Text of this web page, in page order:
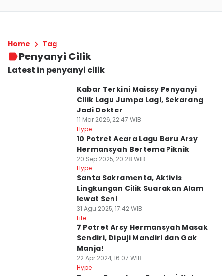
Home Tag
Penyanyi Cilik
Latest in penyanyi cilik
Kabar Terkini Maissy Penyanyi
Cilik Lagu Jumpa Lagi, Sekarang
Jadi Dokter
11 Mar 2026, 22:47 WIB
Hype
10 Potret Acara Lagu Baru Arsy
Hermansyah Bertema Piknik
20 Sep 2025, 20:28 WIB
Hype
Santa Sakramenta, Aktivis
Lingkungan Cilik Suarakan Alam
lewat Seni
31 Agu 2025, 17:42 WIB
Life
7 Potret Arsy Hermansyah Masak
Sendiri, Dipuji Mandiri dan Gak
Manja!
22 Apr 2024, 16:07 WIB
Hype